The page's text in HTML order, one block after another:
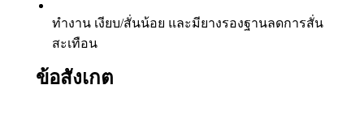
ทำงาน เงียบ/สั่นน้อย และมียางรองฐานลดการสั่น
สะเทือน
ข้อสังเกต